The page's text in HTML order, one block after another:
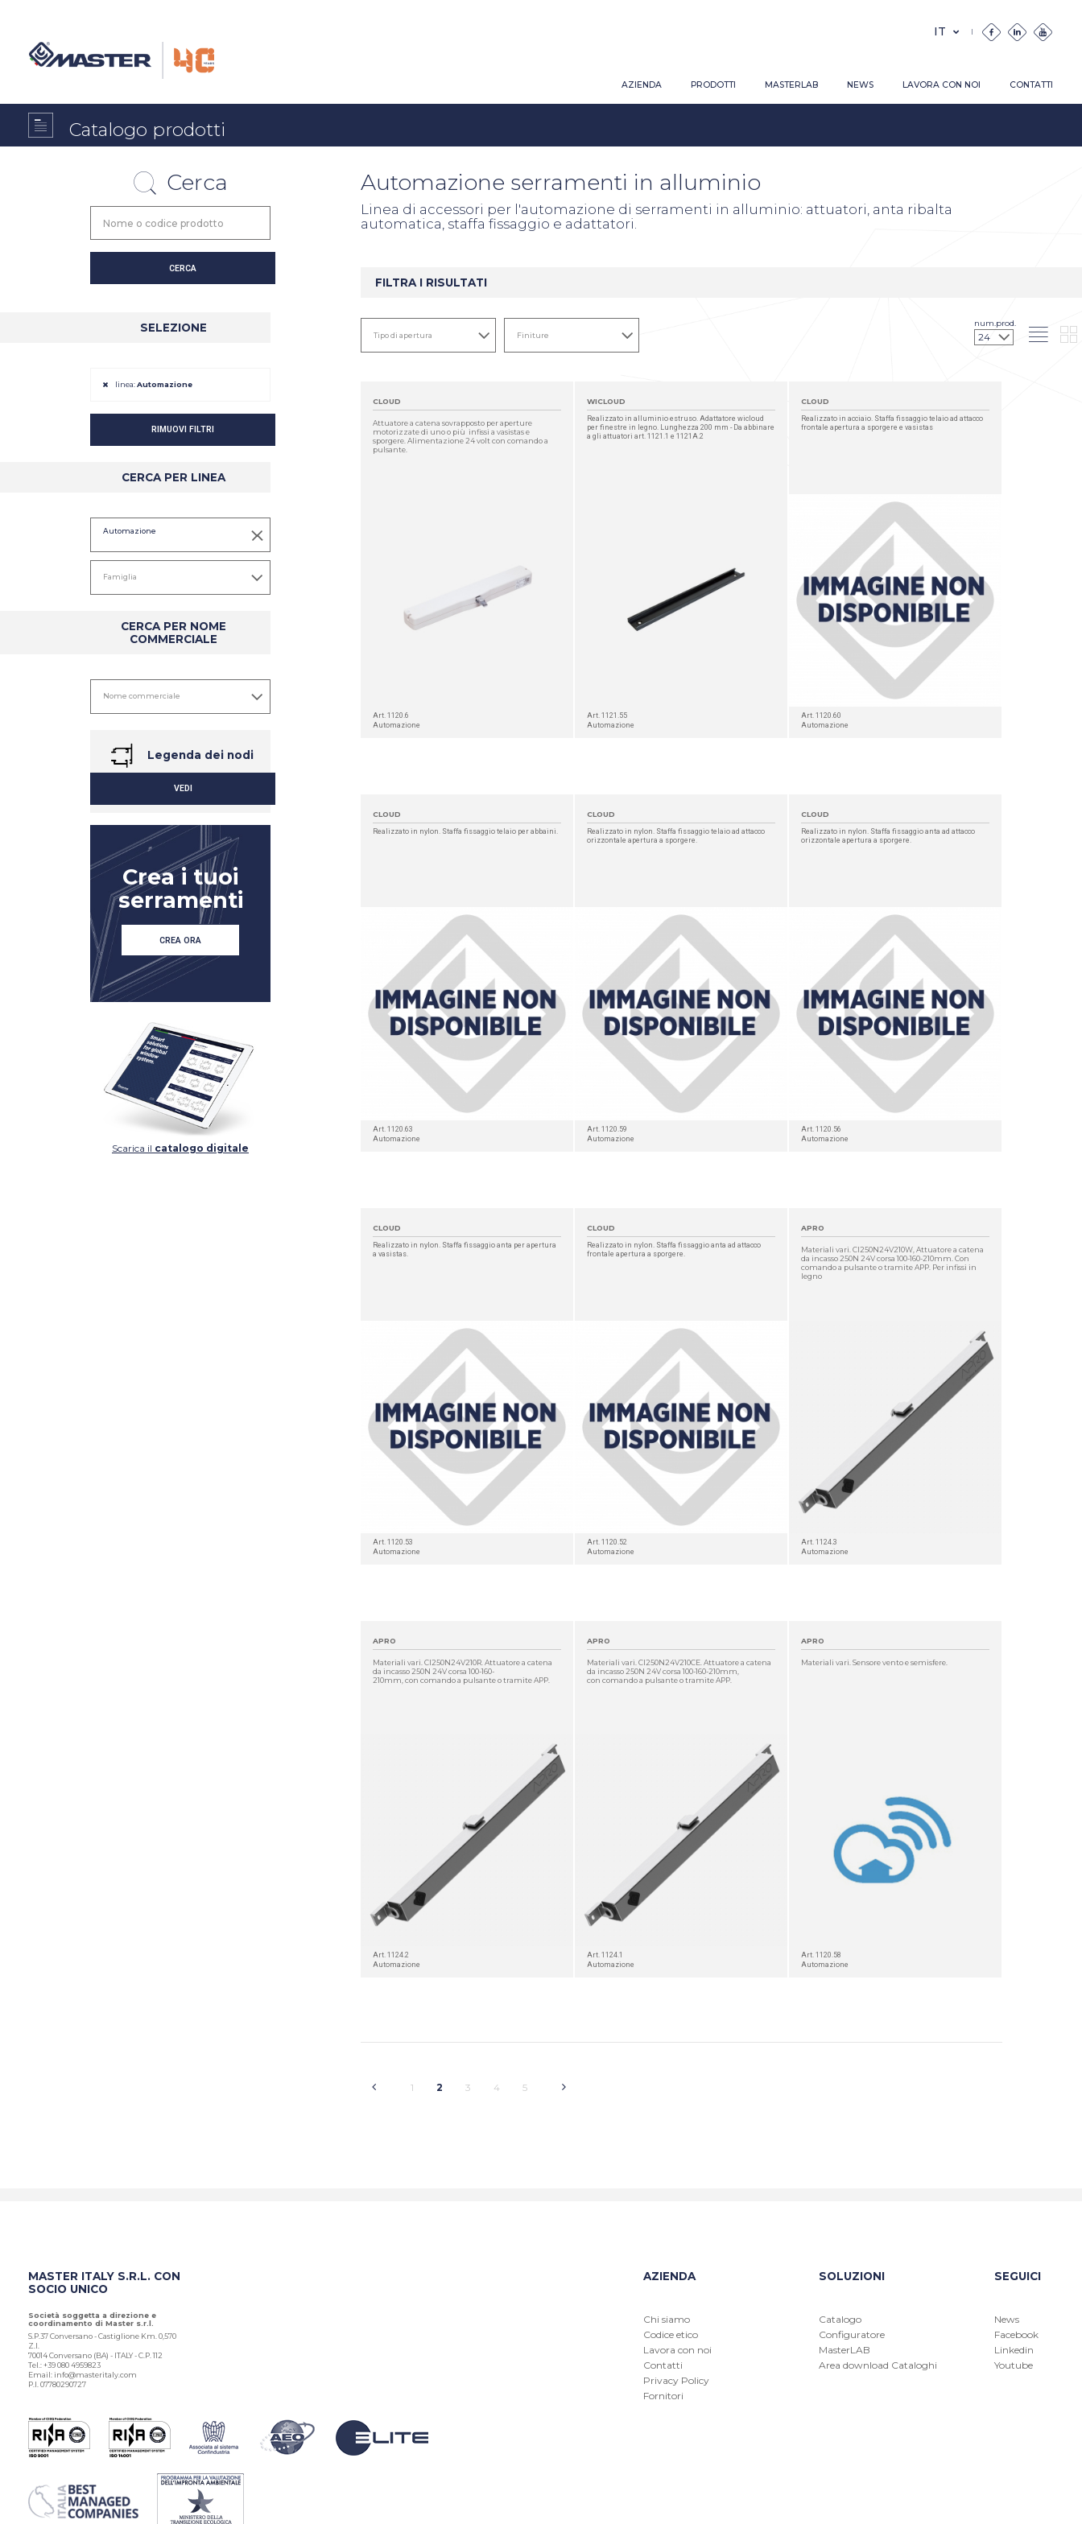
AZIENDA PRODOTTI MASTERLAB NEWS LAVORA CON NOI CONTATTI
Catalogo prodotti
Cerca
SELEZIONE
linea:Automazione
RIMUOVI FILTRI
CERCA PER LINEA
Automazione
CERCA PER NOME
COMMERCIALE
Legenda dei nodi
VEDI
Crea i tuoi
serramenti
CREA ORA
Scarica il catalogo digitale
Automazione serramenti in alluminio
Linea di accessori per l'automazione di serramenti in alluminio: attuatori, anta ribalta
automatica, staffa fissaggio e adattatori.
FILTRA I RISULTATI
num.prod.
CLOUD
Attuatore a catena sovrapposto per aperture
motorizzate di uno o più infissi a vasistas e
sporgere. Alimentazione 24 volt con comando a
pulsante.
Art. 1120.6
Automazione
WICLOUD
Realizzato in alluminio estruso. Adattatore wicloud
per finestre in legno. Lunghezza 200 mm - Da abbinare
a gli attuatori art. 1121.1 e 1121A.2
DETTAGLIO
Art. 1121.55
Automazione
CLOUD
Realizzato in acciaio. Staffa fissaggio telaio ad attacco
frontale apertura a sporgere e vasistas
Art. 1120.60
Automazione
CLOUD
Realizzato in nylon. Staffa fissaggio telaio per abbaini.
Art. 1120.63
Automazione
CLOUD
Realizzato in nylon. Staffa fissaggio telaio ad attacco
orizzontale apertura a sporgere.
Art. 1120.59
Automazione
CLOUD
Realizzato in nylon. Staffa fissaggio anta ad attacco
orizzontale apertura a sporgere.
DETTAGLIO
Art. 1120.56
Automazione
CLOUD
Realizzato in nylon. Staffa fissaggio anta per apertura
a vasistas.
Art. 1120.53
Automazione
CLOUD
Realizzato in nylon. Staffa fissaggio anta ad attacco
frontale apertura a sporgere.
Art. 1120.52
Automazione
APRO
Materiali vari. CI250N24V210W, Attuatore a catena
da incasso 250N 24V corsa 100-160-210mm. Con
comando a pulsante o tramite APP. Per infissi in
legno
DETTAGLIO
Art. 1124.3
Automazione
APRO
Materiali vari. CI250N24V210R. Attuatore a catena
da incasso 250N 24V corsa 100-160-
210mm, con comando a pulsante o tramite APP.
Art. 1124.2
Automazione
APRO
Materiali vari. CI250N24V210CE. Attuatore a catena
da incasso 250N 24V corsa 100-160-210mm,
con comando a pulsante o tramite APP.
Art. 1124.1
Automazione
APRO
Materiali vari. Sensore vento e semisfere.
Art. 1120.58
Automazione
1 2 3 4 5
MASTER ITALY S.R.L. CON
SOCIO UNICO
Società soggetta a direzione e
coordinamento di Master s.r.l.
S.P.37 Conversano - Castiglione Km. 0,570
Z.I.
70014 Conversano (BA) - ITALY - C.P. 112
Tel.: +39 080 4959823
Email: info@masteritaly.com
P.I. 07780290727
AZIENDA
Chi siamo
Codice etico
Lavora con noi
Contatti
Privacy Policy
Fornitori
SOLUZIONI
Catalogo
Configuratore
MasterLAB
Area download Cataloghi
SEGUICI
News
Facebook
Linkedin
Youtube